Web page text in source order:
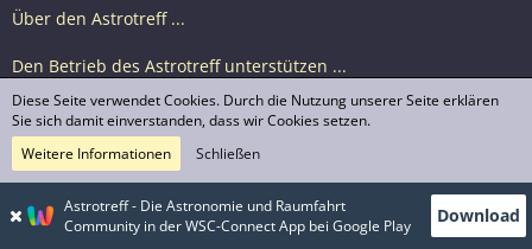
Über den Astrotreff ...
Den Betrieb des Astrotreff unterstützen ...
Nutzungsbedingungen
© Astrotreff 2001-2026, lizenziert unter CC BY-SA,
sofern für einzelne Inhalte nicht anders angegeben
Astrotreff - Die Astronomie und Raumfahrt
Community in der WSC-Connect App bei Google Play
Download
Diese Seite verwendet Cookies. Durch die Nutzung unserer Seite erklären
Sie sich damit einverstanden, dass wir Cookies setzen.
Weitere Informationen
Schließen